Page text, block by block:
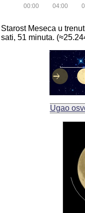
04:00
00:00
Starost Meseca u
sati, 51 minuta.
Ugao